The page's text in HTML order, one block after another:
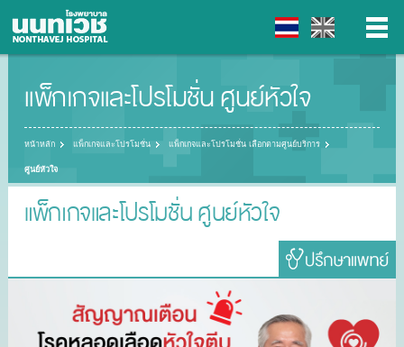
แพ็กเกจและโปรโมชั่น ศูนย์หัวใจ
หน้าหลัก แพ็กเกจและโปรโมชั่น แพ็กเกจและโปรโมชั่น เลือกตามศูนย์บริการ
ศูนย์หัวใจ
แพ็กเกจและโปรโมชั่น ศูนย์หัวใจ